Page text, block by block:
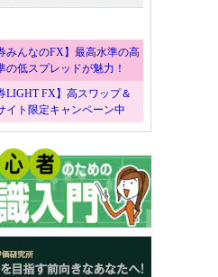
みんなのFX】最高水準の高
の低スプレッドが魅力！
LIGHT FX】高スワップ＆
イト限定キャンペーン中